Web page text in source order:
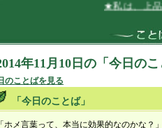
★私は、上品
年11月10日の「今日の
のことばを見る
「今日のことば」
「ホメ言葉って、本当に効果的なのかな？